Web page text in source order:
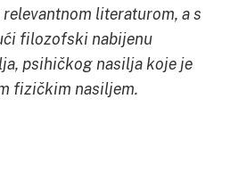
literaturom, a s
filozofski nabijenu
psihičkog nasilja koje je
fizičkim nasiljem.